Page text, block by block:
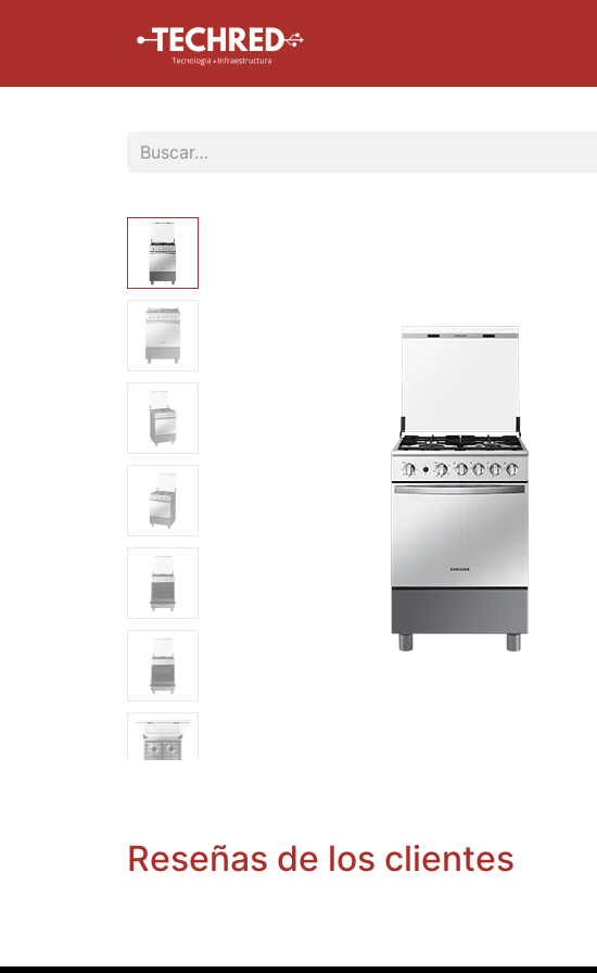
Reseñas de los clientes